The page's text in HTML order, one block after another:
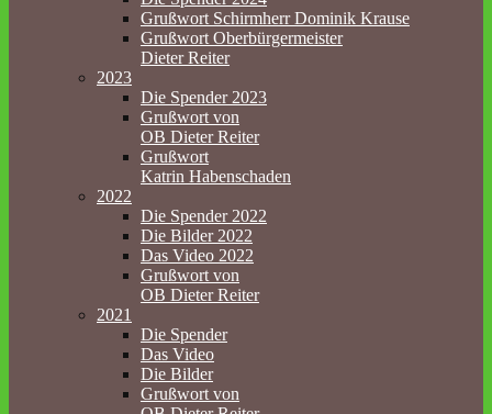
Grußwort Schirmherr Dominik Krause
Grußwort Oberbürgermeister
Dieter Reiter
2023
Die Spender 2023
Grußwort von
OB Dieter Reiter
Grußwort
Katrin Habenschaden
2022
Die Spender 2022
Die Bilder 2022
Das Video 2022
Grußwort von
OB Dieter Reiter
2021
Die Spender
Das Video
Die Bilder
Grußwort von